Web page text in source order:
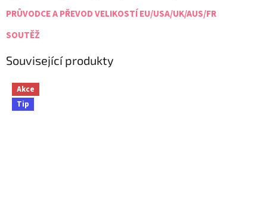
PRŮVODCE A PŘEVOD VELIKOSTÍ EU/USA/UK/AUS/FR
SOUTĚŽ
Související produkty
Akce
Tip